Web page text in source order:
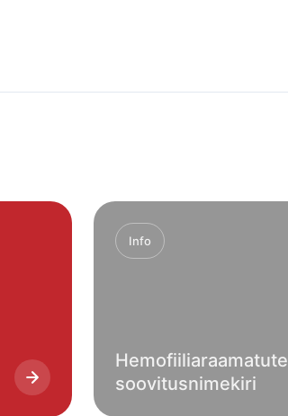
Info
Hemofiiliaraamatute
soovitusnimekiri